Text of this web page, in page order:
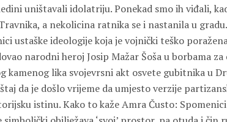
uništavali idolatriju. Ponekad smo ih viđali,
a nekolicina ratnika se i nastanila u
ustaške ideologije koja je vojnički teško
narodni heroj Josip Mažar Šoša u borbama
kamenog lika svojevrsni akt osvete gubitnika u
da je došlo vrijeme da umjesto verzije
istinu. Kako to kaže Amra Čusto: